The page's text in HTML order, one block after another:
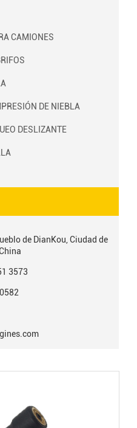
CAMIONES
DE NIEBLA
DESLIZANTE
de DianKou, Ciudad de
3573